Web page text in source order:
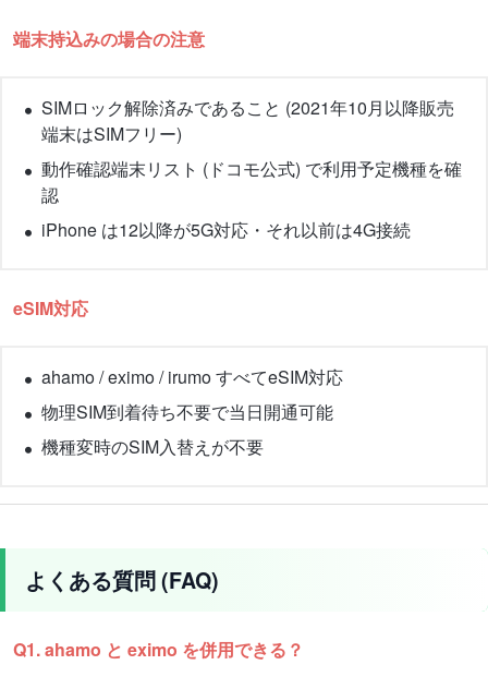
端末持込みの場合の注意
SIMロック解除済みであること (2021年10月以降販売
端末はSIMフリー)
動作確認端末リスト (ドコモ公式) で利用予定機種を確
認
iPhone は12以降が5G対応・それ以前は4G接続
eSIM対応
ahamo / eximo / irumo すべてeSIM対応
物理SIM到着待ち不要で当日開通可能
機種変時のSIM入替えが不要
よくある質問 (FAQ)
Q1. ahamo と eximo を併用できる？